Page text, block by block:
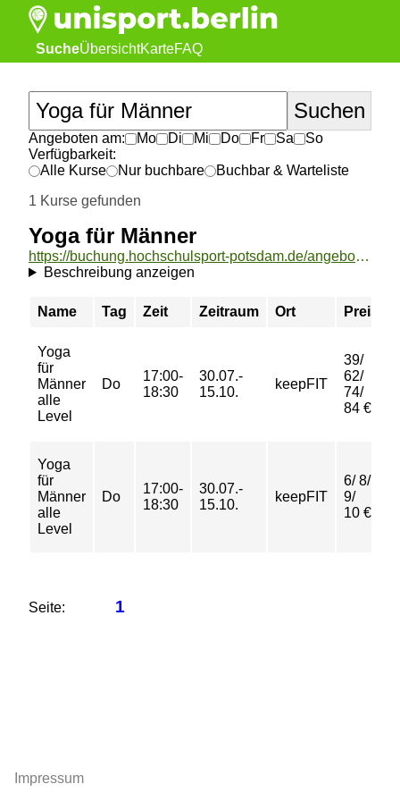
SucheÜbersichtKarteFAQ
Angeboten am: Mo Di Mi Do Fr Sa
So
Verfügbarkeit:
Alle Kurse
Nur buchbare
Buchbar & Warteliste
1 Kurse gefunden
Yoga für Männer
https://buchung.hochschulsport-potsdam.de/angebote/aktueller_zeitraum/_Yoga_fuer_Maenner.html
Beschreibung anzeigen
Name Tag Zeit Zeitraum Ort Preis
Yoga
für
Männer
alle
Level
Do
17:00-
18:30
30.07.-
15.10.
keepFIT
39/
62/
74/
84 €
Yoga
für
Männer
alle
Level
Do
17:00-
18:30
30.07.-
15.10.
keepFIT
6/ 8/
9/
10 €
Seite: 1
Impressum